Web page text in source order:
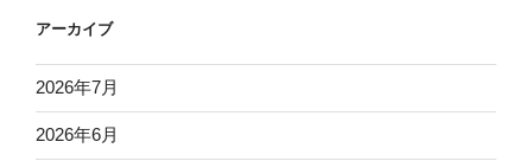
アーカイブ
2026年7月
2026年6月